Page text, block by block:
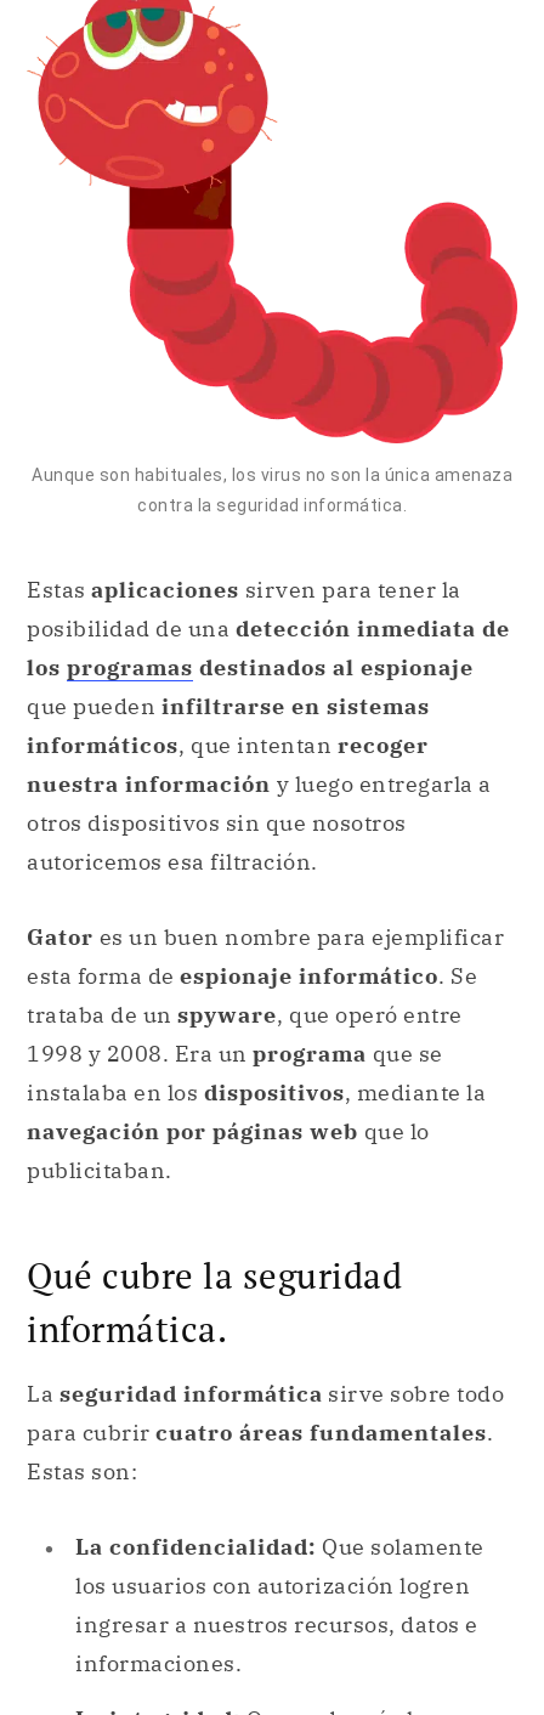
Aunque son habituales, los virus no son la única amenaza
contra la seguridad informática.
Estas aplicaciones sirven para tener la
posibilidad de una detección inmediata de
los programas destinados al espionaje
que pueden infiltrarse en sistemas
informáticos, que intentan recoger
nuestra información y luego entregarla a
otros dispositivos sin que nosotros
autoricemos esa filtración.
Gator es un buen nombre para ejemplificar
esta forma de espionaje informático. Se
trataba de un spyware, que operó entre
1998 y 2008. Era un programa que se
instalaba en los dispositivos, mediante la
navegación por páginas web que lo
publicitaban.
Qué cubre la seguridad
informática.
La seguridad informática sirve sobre todo
para cubrir cuatro áreas fundamentales.
Estas son:
La confidencialidad: Que solamente
los usuarios con autorización logren
ingresar a nuestros recursos, datos e
informaciones.